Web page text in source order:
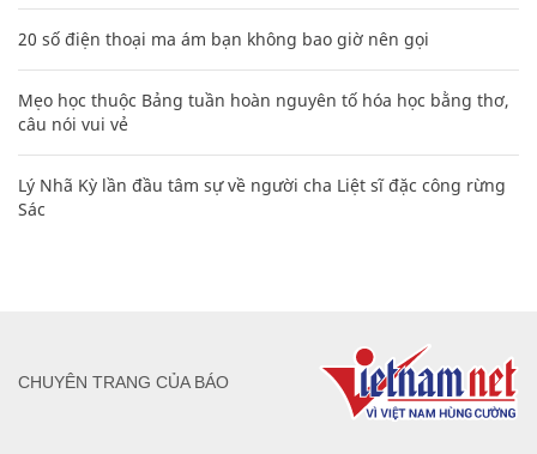
20 số điện thoại ma ám bạn không bao giờ nên gọi
Mẹo học thuộc Bảng tuần hoàn nguyên tố hóa học bằng thơ,
câu nói vui vẻ
Lý Nhã Kỳ lần đầu tâm sự về người cha Liệt sĩ đặc công rừng
Sác
CHUYÊN TRANG CỦA BÁO